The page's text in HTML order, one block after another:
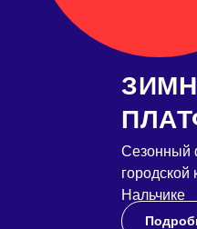
Сезонный
городской
Нальчике